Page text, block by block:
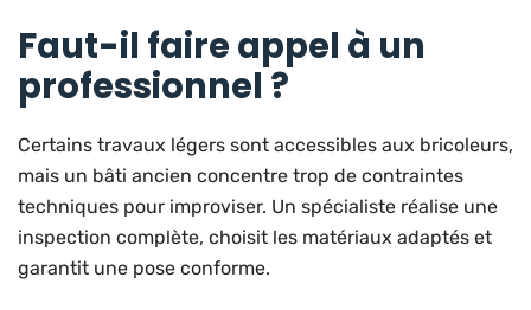
Faut-il faire appel à un
professionnel ?
Certains travaux légers sont accessibles aux bricoleurs,
mais un bâti ancien concentre trop de contraintes
techniques pour improviser. Un spécialiste réalise une
inspection complète, choisit les matériaux adaptés et
garantit une pose conforme.